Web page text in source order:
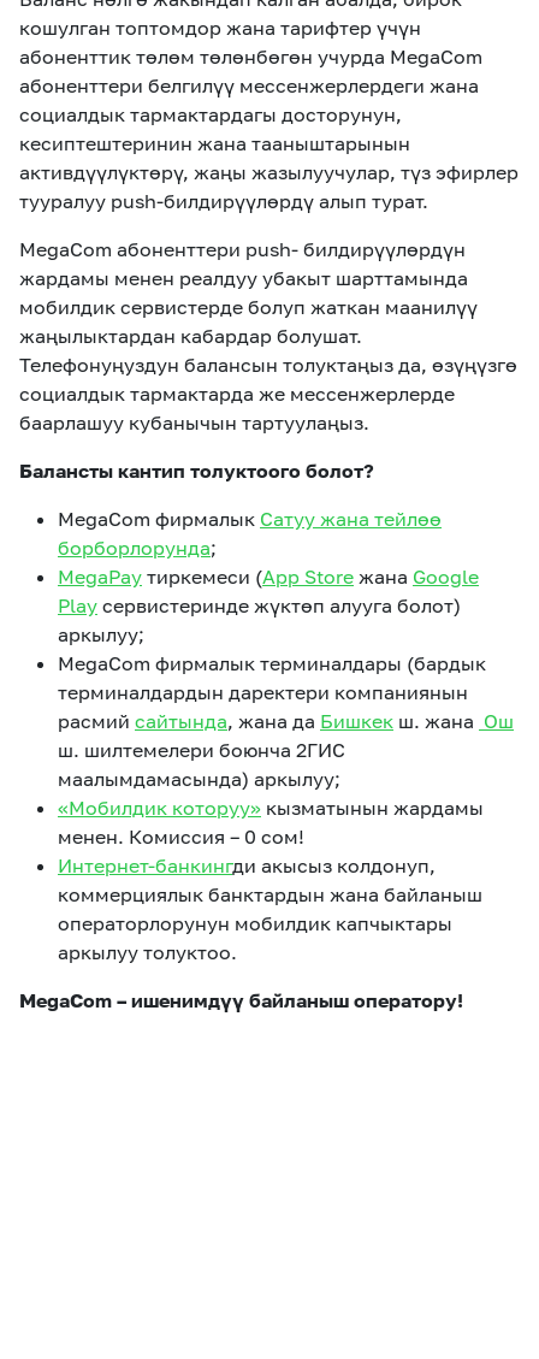
кошулган топтомдор жана тарифтер үчүн
абоненттик төлөм төлөнбөгөн учурда MegaCom
абоненттери белгилүү мессенжерлердеги жана
социалдык тармактардагы досторунун,
кесиптештеринин жана тааныштарынын
активдүүлүктөрү, жаңы жазылуучулар, түз эфирлер
тууралуу push-билдирүүлөрдү алып турат.
MegaCom абоненттери рush- билдирүүлөрдүн
жардамы менен реалдуу убакыт шарттамында
мобилдик сервистерде болуп жаткан маанилүү
жаңылыктардан кабардар болушат.
Телефонуңуздун балансын толуктаңыз да, өзүңүзгө
социалдык тармактарда же мессенжерлерде
баарлашуу кубанычын тартуулаңыз.
Балансты кантип толуктоого болот?
MegaCom фирмалык Сатуу жана тейлөө
борборлорунда;
MegaPay тиркемеси (App Store жана Google
Play сервистеринде жүктөп алууга болот)
аркылуу;
MegaCom фирмалык терминалдары (бардык
терминалдардын даректери компаниянын
расмий сайтында, жана да Бишкек ш. жана Ош
ш. шилтемелери боюнча 2ГИС
маалымдамасында) аркылуу;
«Мобилдик которуу» кызматынын жардамы
менен. Комиссия – 0 сом!
Интернет-банкингди акысыз колдонуп,
коммерциялык банктардын жана байланыш
операторлорунун мобилдик капчыктары
аркылуу толуктоо.
MegaCom – ишенимдүү байланыш оператору!